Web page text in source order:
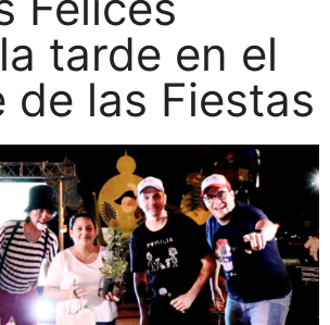
tarde en el
de las Fiestas